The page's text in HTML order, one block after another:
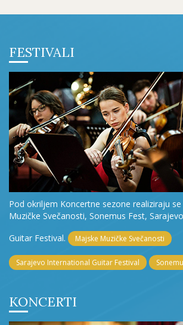
FESTIVALI
Pod okriljem Koncertne sezone realiziraju
Muzičke Svečanosti, Sonemus Fest,
Guitar Festival.
Majske Muzičke Svečanosti
Sarajevo International Guitar Festival
KONCERTI